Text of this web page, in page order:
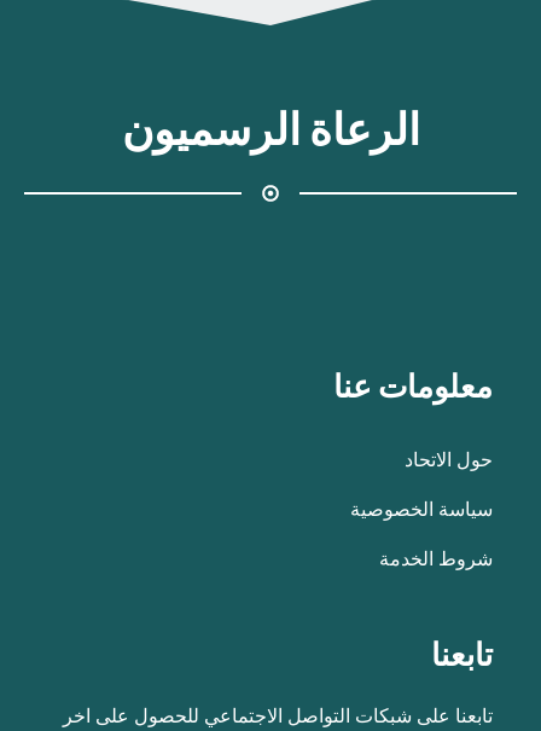
الرعاة الرسميون
معلومات عنا
حول الاتحاد
سياسة الخصوصية
شروط الخدمة
تابعنا
تابعنا على شبكات التواصل الاجتماعي للحصول على اخر